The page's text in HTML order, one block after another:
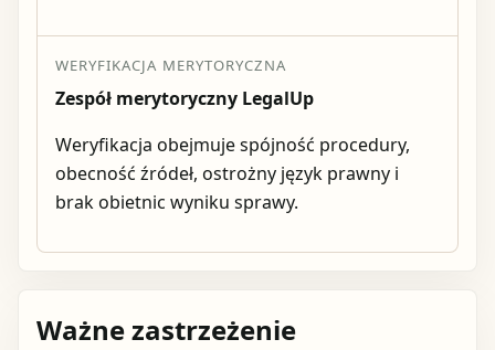
WERYFIKACJA MERYTORYCZNA
Zespół merytoryczny LegalUp
Weryfikacja obejmuje spójność procedury,
obecność źródeł, ostrożny język prawny i
brak obietnic wyniku sprawy.
Ważne zastrzeżenie